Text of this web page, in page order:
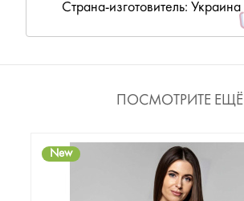
Страна-изготовитель: Украина
ПОСМОТРИТЕ ЕЩЁ
New